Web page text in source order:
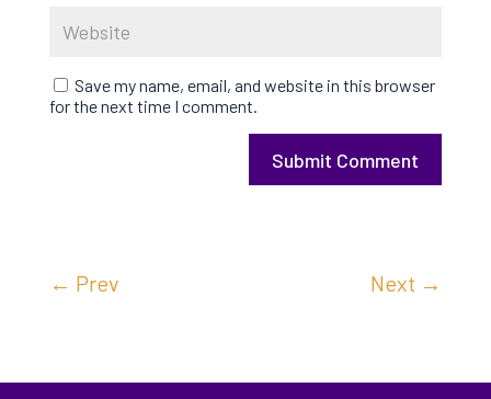
Save my name, email, and website in this browser
for the next time I comment.
Submit Comment
← Prev Next →